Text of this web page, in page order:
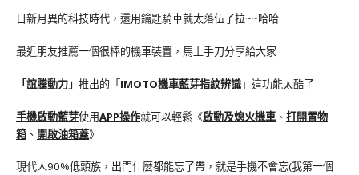
日新月異的科技時代，還用鑰匙騎車就太落伍了拉~~哈哈
最近朋友推薦一個很棒的機車裝置，馬上手刀分享給大家
「誼騰動力」 推出的「IMOTO機車藍芽指紋辨識」這功能太酷了
手機啟動藍芽使用APP操作就可以輕鬆《啟動及熄火機車 、 打開置物
箱 、 開啟油箱蓋》
現代人90%低頭族，出門什麼都能忘了帶，就是手機不會忘(我第一個